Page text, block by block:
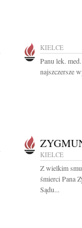
KIELCE
Panu lek.
najszczersze
KIELCE
Z wielkim
śmierci Pana
Sądu...